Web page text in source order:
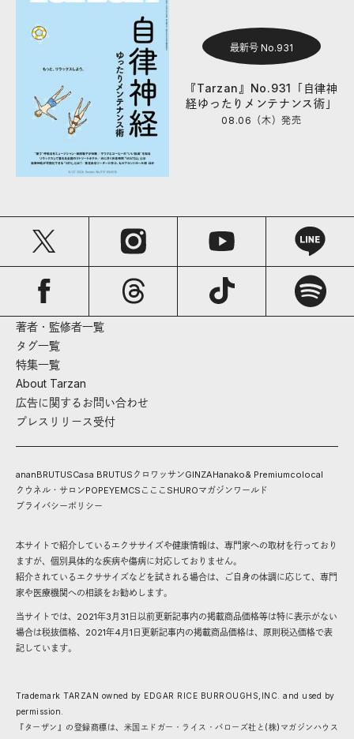
最新号 No.931
『Tarzan』No.931「自律神
経ゆったりメンテナンス術」
08.06（木）発売
著者・監修者一覧
タグ一覧
特集一覧
About Tarzan
広告に関するお問い合わせ
プレスリリース受付
ananBRUTUSCasa BRUTUS クロワッサンGINZAHanako& Premiumcolocal
クウネル・サロンPOPEYEMCS こここ SHUROマガジンワールド
プライバシーポリシー
本サイトで紹介しているエクササイズや健康情報は、専門家への取材を行っており
ますが、個別具体的な疾病や傷病に対応しておりません。
紹介されているエクササイズなどを試される場合は、ご自身の体調に応じて、専門
家や医療機関への相談をお勧めします。
当サイトでは、2021年3月31日以前更新記事内の掲載商品価格等は特に表示がない
場合は税抜価格、2021年4月1日更新記事内の掲載商品価格は、原則税込価格で表
記しています。
Trademark TARZAN owned by EDGAR RICE BURROUGHS,INC. and used by
permission.
『ターザン』の登録商標は、米国エドガー・ライス・バローズ社と(株)マガジンハウス